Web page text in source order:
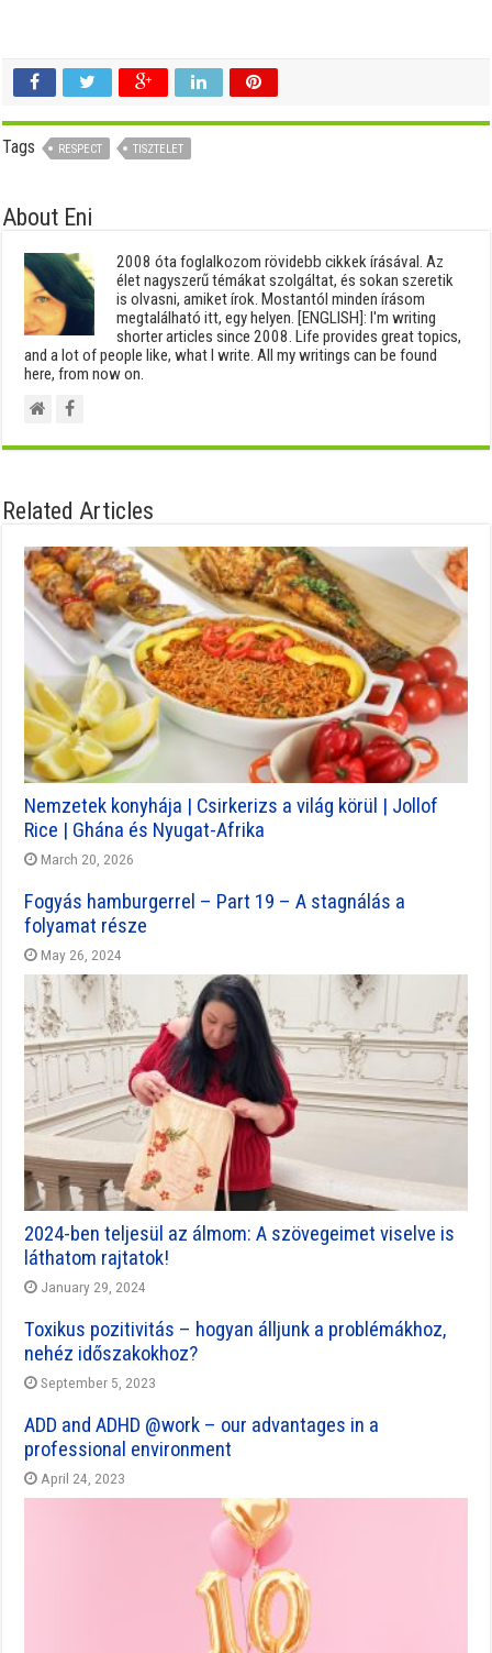
Tags RESPECT TISZTELET
About Eni
2008 óta foglalkozom rövidebb cikkek írásával. Az
élet nagyszerű témákat szolgáltat, és sokan szeretik
is olvasni, amiket írok. Mostantól minden írásom
megtalálható itt, egy helyen. [ENGLISH]: I'm writing
shorter articles since 2008. Life provides great topics,
and a lot of people like, what I write. All my writings can be found
here, from now on.
Related Articles
Nemzetek konyhája | Csirkerizs a világ körül | Jollof
Rice | Ghána és Nyugat-Afrika
March 20, 2026
Fogyás hamburgerrel – Part 19 – A stagnálás a
folyamat része
May 26, 2024
2024-ben teljesül az álmom: A szövegeimet viselve is
láthatom rajtatok!
January 29, 2024
Toxikus pozitivitás – hogyan álljunk a problémákhoz,
nehéz időszakokhoz?
September 5, 2023
ADD and ADHD @work – our advantages in a
professional environment
April 24, 2023